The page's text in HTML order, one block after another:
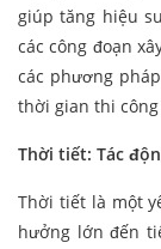
giúp tăng hiệu
các công đoạn
các phương
thời gian thi
Thời tiết: Tác
Thời tiết là một
hưởng lớn đến